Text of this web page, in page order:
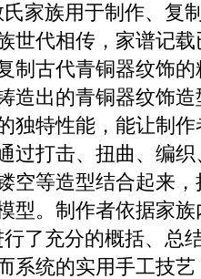
家族用于制作、复
世代相传，家谱记
制古代青铜器纹饰
造出的青铜器纹饰
独特性能，能让制
过打击、扭曲、编
空等造型结合起来
型。制作者依据家
了充分的概括、总
系统的实用手工技